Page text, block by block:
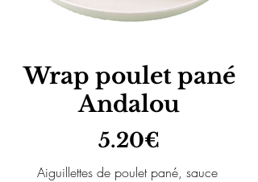
Wrap poulet pané
Andalou
5.20€
Aiguillettes de poulet pané, sauce